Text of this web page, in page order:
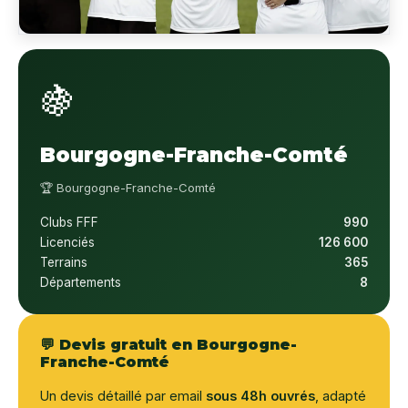
🍇
Bourgogne-Franche-Comté
🏆 Bourgogne-Franche-Comté
Clubs FFF
990
Licenciés
126 600
Terrains
365
Départements
8
💬 Devis gratuit en Bourgogne-
Franche-Comté
Un devis détaillé par email sous 48h ouvrés , adapté